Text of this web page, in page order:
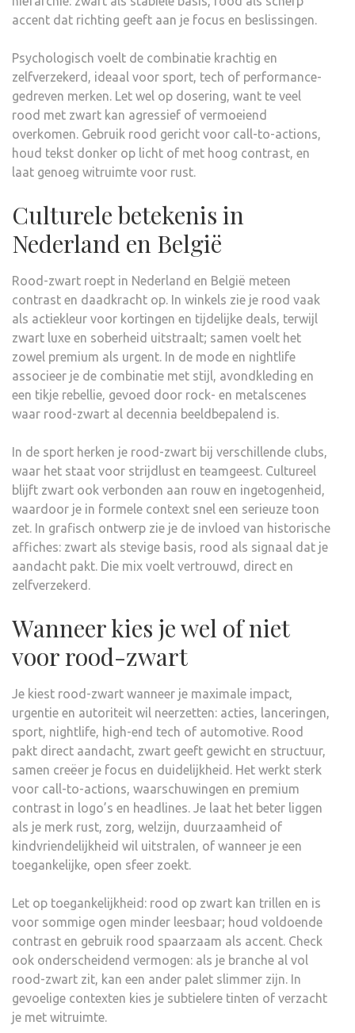
accent dat richting geeft aan je focus en beslissingen.
Psychologisch voelt de combinatie krachtig en
zelfverzekerd, ideaal voor sport, tech of performance-
gedreven merken. Let wel op dosering, want te veel
rood met zwart kan agressief of vermoeiend
overkomen. Gebruik rood gericht voor call-to-actions,
houd tekst donker op licht of met hoog contrast, en
laat genoeg witruimte voor rust.
Culturele betekenis in
Nederland en België
Rood-zwart roept in Nederland en België meteen
contrast en daadkracht op. In winkels zie je rood vaak
als actiekleur voor kortingen en tijdelijke deals, terwijl
zwart luxe en soberheid uitstraalt; samen voelt het
zowel premium als urgent. In de mode en nightlife
associeer je de combinatie met stijl, avondkleding en
een tikje rebellie, gevoed door rock- en metalscenes
waar rood-zwart al decennia beeldbepalend is.
In de sport herken je rood-zwart bij verschillende clubs,
waar het staat voor strijdlust en teamgeest. Cultureel
blijft zwart ook verbonden aan rouw en ingetogenheid,
waardoor je in formele context snel een serieuze toon
zet. In grafisch ontwerp zie je de invloed van historische
affiches: zwart als stevige basis, rood als signaal dat je
aandacht pakt. Die mix voelt vertrouwd, direct en
zelfverzekerd.
Wanneer kies je wel of niet
voor rood-zwart
Je kiest rood-zwart wanneer je maximale impact,
urgentie en autoriteit wil neerzetten: acties, lanceringen,
sport, nightlife, high-end tech of automotive. Rood
pakt direct aandacht, zwart geeft gewicht en structuur,
samen creëer je focus en duidelijkheid. Het werkt sterk
voor call-to-actions, waarschuwingen en premium
contrast in logo’s en headlines. Je laat het beter liggen
als je merk rust, zorg, welzijn, duurzaamheid of
kindvriendelijkheid wil uitstralen, of wanneer je een
toegankelijke, open sfeer zoekt.
Let op toegankelijkheid: rood op zwart kan trillen en is
voor sommige ogen minder leesbaar; houd voldoende
contrast en gebruik rood spaarzaam als accent. Check
ook onderscheidend vermogen: als je branche al vol
rood-zwart zit, kan een ander palet slimmer zijn. In
gevoelige contexten kies je subtielere tinten of verzacht
je met witruimte.